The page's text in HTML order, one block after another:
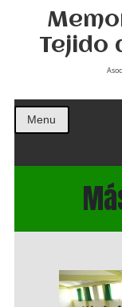
Tejido
Menu